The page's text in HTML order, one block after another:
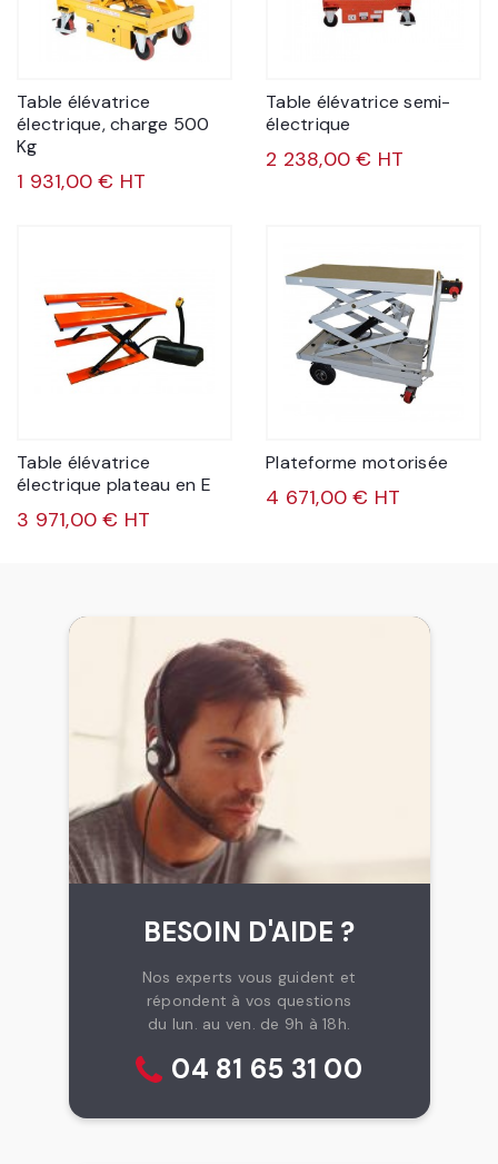
Table élévatrice
électrique, charge 500
Kg
1 931,00 € HT
Table élévatrice semi-
électrique
2 238,00 € HT
Table élévatrice
électrique plateau en E
3 971,00 € HT
Plateforme motorisée
4 671,00 € HT
BESOIN D'AIDE ?
Nos experts vous guident et
répondent à vos questions
du lun. au ven. de 9h à 18h.
04 81 65 31 00